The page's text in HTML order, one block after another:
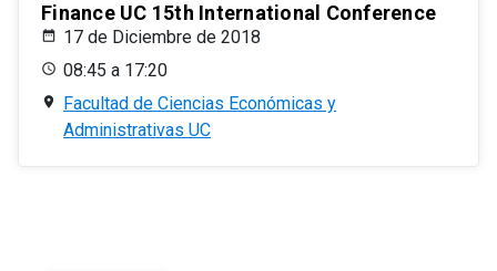
Finance UC 15th International Conference
17 de Diciembre de 2018
08:45 a 17:20
Facultad de Ciencias Económicas y
Administrativas UC